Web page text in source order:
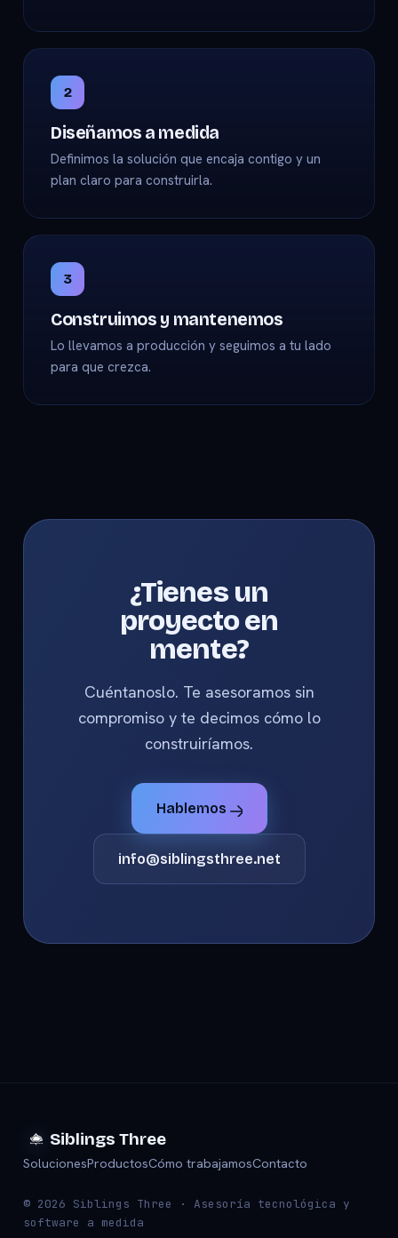
2
Diseñamos a medida
Definimos la solución que encaja contigo y un
plan claro para construirla.
3
Construimos y mantenemos
Lo llevamos a producción y seguimos a tu lado
para que crezca.
¿Tienes un
proyecto en
mente?
Cuéntanoslo. Te asesoramos sin
compromiso y te decimos cómo lo
construiríamos.
Hablemos
info@siblingsthree.net
Siblings Three
SolucionesProductosCómo trabajamosContacto
© 2026 Siblings Three · Asesoría tecnológica y
software a medida